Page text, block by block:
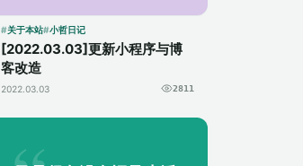
程中，用Navicat 15
fo...
关于本站 小哲日记
[2022.03.03]更新小程序与博
客改造
2022.03.03 2811